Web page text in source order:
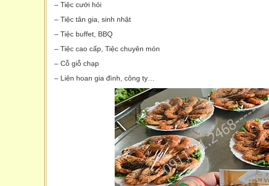
– Tiệc cưới hỏi
– Tiệc tân gia, sinh nhật
– Tiệc buffet, BBQ
– Tiệc cao cấp, Tiệc chuyên món
– Cỗ giỗ chạp
– Liên hoan gia đình, công ty…